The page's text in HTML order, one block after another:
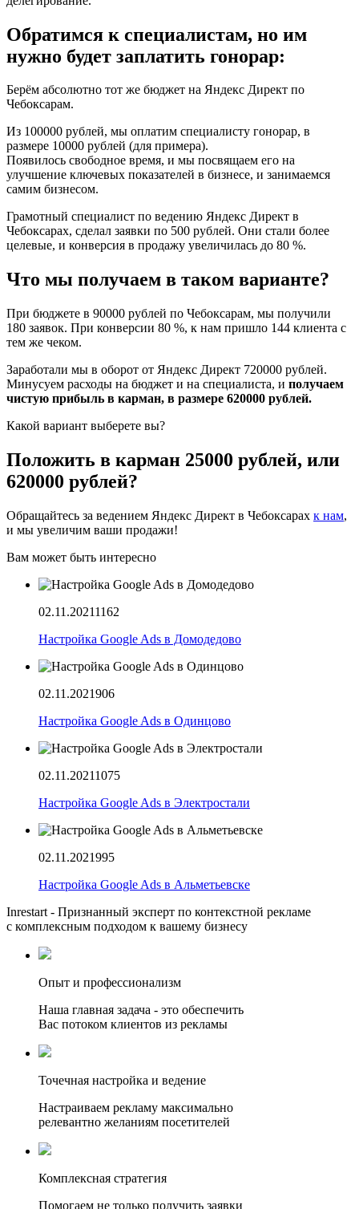
Обратимся к специалистам, но им
нужно будет заплатить гонорар:
Берём абсолютно тот же бюджет на Яндекс Директ по
Чебоксарам.
Из 100000 рублей, мы оплатим специалисту гонорар, в
размере 10000 рублей (для примера).
Появилось свободное время, и мы посвящаем его на
улучшение ключевых показателей в бизнесе, и занимаемся
самим бизнесом.
Грамотный специалист по ведению Яндекс Директ в
Чебоксарах, сделал заявки по 500 рублей. Они стали более
целевые, и конверсия в продажу увеличилась до 80 %.
Что мы получаем в таком варианте?
При бюджете в 90000 рублей по Чебоксарам, мы получили
180 заявок. При конверсии 80 %, к нам пришло 144 клиента с
тем же чеком.
Заработали мы в оборот от Яндекс Директ 720000 рублей.
Минусуем расходы на бюджет и на специалиста, и получаем
чистую прибыль в карман, в размере 620000 рублей.
Какой вариант выберете вы?
Положить в карман 25000 рублей, или
620000 рублей?
Обращайтесь за ведением Яндекс Директ в Чебоксарах к нам,
и мы увеличим ваши продажи!
Вам может быть интересно
02.11.20211162
Настройка Google Ads в Домодедово
02.11.2021906
Настройка Google Ads в Одинцово
02.11.20211075
Настройка Google Ads в Электростали
02.11.2021995
Настройка Google Ads в Альметьевске
Inrestart - Признанный эксперт по контекстной рекламе
с комплексным подходом к вашему бизнесу
Опыт и профессионализм
Наша главная задача - это обеспечить
Вас потоком клиентов из рекламы
Точечная настройка и ведение
Настраиваем рекламу максимально
релевантно желаниям посетителей
Комплексная стратегия
Помогаем не только получить заявки